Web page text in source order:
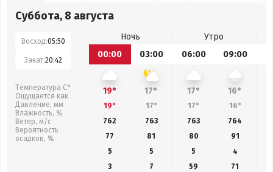
Суббота, 8 августа
Восход:05:50
Закат:20:42
Температура С°
Ощущается как
Давление, мм
Влажность, %
Ветер, м/с
Вероятность
осадков, %
Ночь
Утро
00:00
03:00 06:00 09:00
19° 17° 17° 16°
19° 17° 17° 16°
762
763 763 764
77
81 80 91
5
5 5
4
3
7 59 71